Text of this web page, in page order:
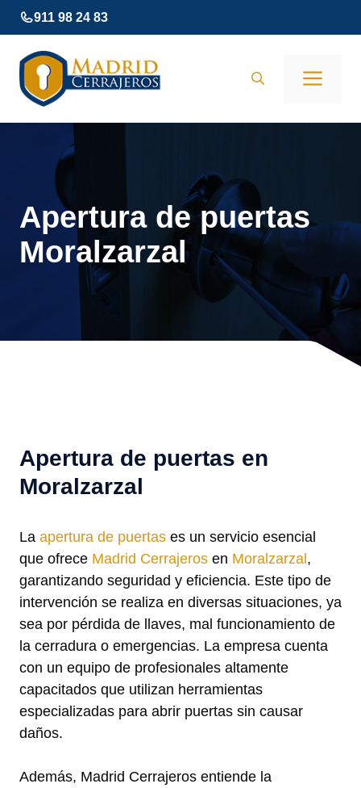
Saltar
al
contenido
911 98 24 83
Apertura de puertas
Moralzarzal
Apertura de puertas en
Moralzarzal
La apertura de puertas es un servicio esencial
que ofrece Madrid Cerrajeros en Moralzarzal ,
garantizando seguridad y eficiencia. Este tipo de
intervención se realiza en diversas situaciones, ya
sea por pérdida de llaves, mal funcionamiento de
la cerradura o emergencias. La empresa cuenta
con un equipo de profesionales altamente
capacitados que utilizan herramientas
especializadas para abrir puertas sin causar
daños.
Además, Madrid Cerrajeros entiende la